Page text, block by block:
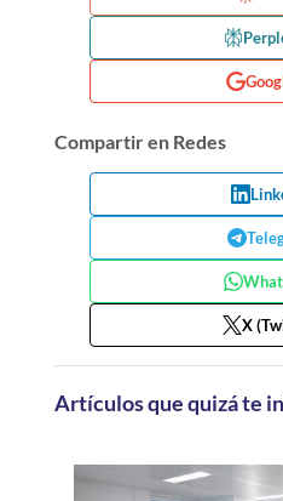
Compartir en Redes
X
Artículos que quizá te